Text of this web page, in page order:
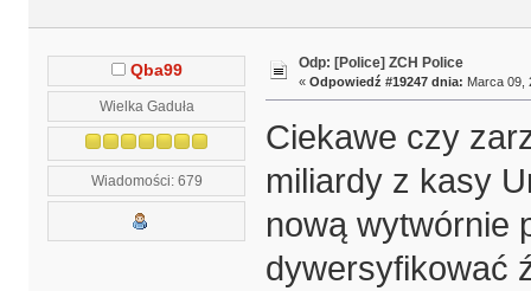
Qba99
Wielka Gaduła
Wiadomości: 679
Odp: [Police] ZCH Police
« Odpowiedź #19247 dnia: Marca 09,
Ciekawe czy
miliardy z kasy
nową wytwórnie
dywersyfikować